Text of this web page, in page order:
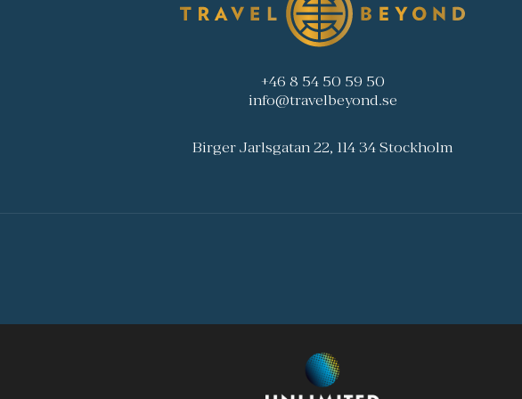
+46 8 54 50 59 50
info@travelbeyond.se
Birger Jarlsgatan 22, 114 34 Stockholm